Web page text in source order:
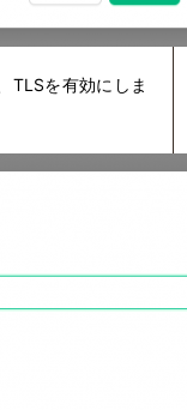
TLSを有効にしま